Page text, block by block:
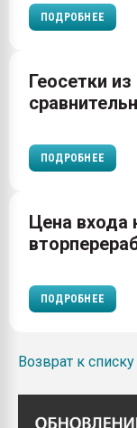
ПОДРОБНЕЕ
Геосетки
ПОДРОБНЕЕ
Цена входа
ПОДРОБНЕЕ
Возврат к списку